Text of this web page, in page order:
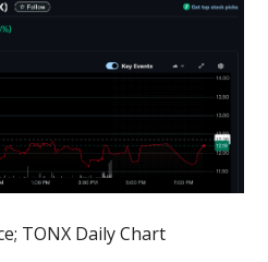
TONX Daily Chart